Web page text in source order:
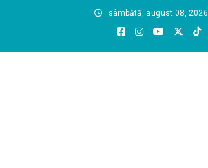
sâmbătă, august 08, 2026